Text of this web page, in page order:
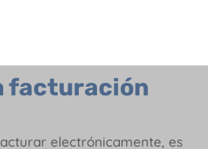
todos los requisitos
facturación
electrónicamente, es